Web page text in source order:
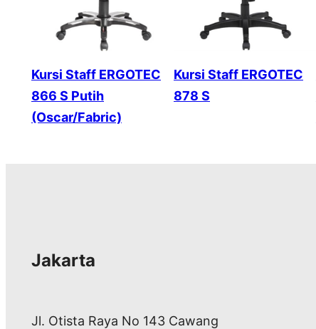
Kursi Staff ERGOTEC
866 S Putih
(Oscar/Fabric)
Kursi Staff ERGOTEC
878 S
Jakarta
Jl. Otista Raya No 143 Cawang